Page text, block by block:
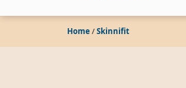
Home /Skinnifit